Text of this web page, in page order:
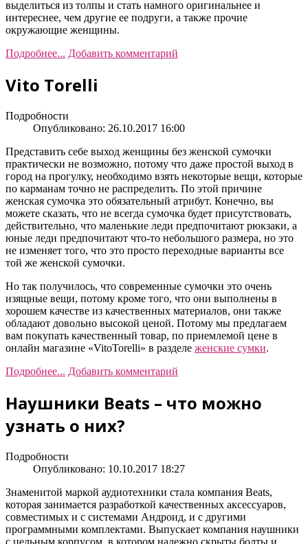
выделиться из толпы и стать намного оригинальнее и
интереснее, чем другие ее подруги, а также прочие
окружающие женщины.
Подробнее... Добавить комментарий
Vito Torelli
Подробности
Опубликовано: 26.10.2017 16:00
Представить себе выход женщины без женской сумочки
практически не возможно, потому что даже простой выход в
город на прогулку, необходимо взять некоторые вещи, которые
по карманам точно не распределить. По этой причине
женская сумочка это обязательный атрибут. Конечно, вы
можете сказать, что не всегда сумочка будет присутствовать,
действительно, что маленькие леди предпочитают рюкзаки, а
юные леди предпочитают что-то небольшого размера, но это
не изменяет того, что это просто переходные варианты все
той же женской сумочки.
Но так получилось, что современные сумочки это очень
изящные вещи, потому кроме того, что они выполнены в
хорошем качестве из качественных материалов, они также
обладают довольно высокой ценой. Потому мы предлагаем
вам покупать качественный товар, по приемлемой цене в
онлайн магазине «VitoTorelli» в разделе женские сумки.
Подробнее... Добавить комментарий
Наушники Beats – что можно
узнать о них?
Подробности
Опубликовано: 10.10.2017 18:27
Знаменитой маркой аудиотехники стала компания Beats,
которая занимается разработкой качественных аксессуаров,
совместимых и с системами Андроид, и с другими
программными комплектами. Выпускает компания наушники
с цельным корпусом, в котором надежно скрыты болты и